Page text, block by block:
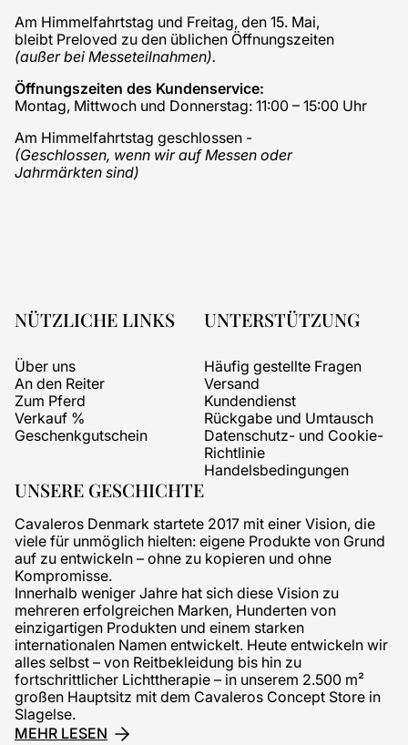
UNSERE GESCHICHTE
Cavaleros Denmark startete 2017 mit einer Vision, die
viele für unmöglich hielten: eigene Produkte von Grund
auf zu entwickeln – ohne zu kopieren und ohne
Kompromisse.
Innerhalb weniger Jahre hat sich diese Vision zu
mehreren erfolgreichen Marken, Hunderten von
einzigartigen Produkten und einem starken
internationalen Namen entwickelt. Heute entwickeln wir
alles selbst – von Reitbekleidung bis hin zu
fortschrittlicher Lichttherapie – in unserem 2.500 m²
großen Hauptsitz mit dem Cavaleros Concept Store in
Slagelse.
MEHR LESEN
Am Himmelfahrtstag und Freitag, den 15. Mai,
bleibt Preloved zu den üblichen Öffnungszeiten
(außer bei Messeteilnahmen).
Öffnungszeiten des Kundenservice:
Montag, Mittwoch und Donnerstag: 11:00 – 15:00 Uhr
Am Himmelfahrtstag geschlossen -
(Geschlossen, wenn wir auf Messen oder
Jahrmärkten sind)
NÜTZLICHE LINKS
Über uns
An den Reiter
Zum Pferd
Verkauf %
Geschenkgutschein
UNTERSTÜTZUNG
Häufig gestellte Fragen
Versand
Kundendienst
Rückgabe und Umtausch
Datenschutz- und Cookie-
Richtlinie
Handelsbedingungen